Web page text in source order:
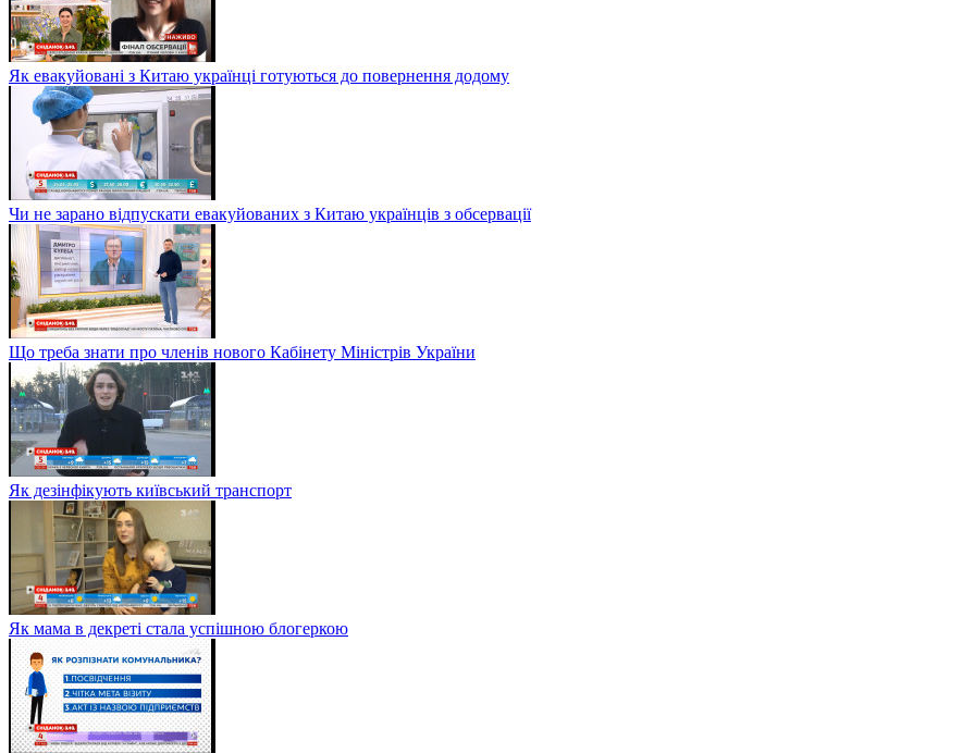
Як евакуйовані з Китаю українці готуються до повернення додому
Чи не зарано відпускати евакуйованих з Китаю українців з обсервації
Що треба знати про членів нового Кабінету Міністрів України
Як дезінфікують київський транспорт
Як мама в декреті стала успішною блогеркою